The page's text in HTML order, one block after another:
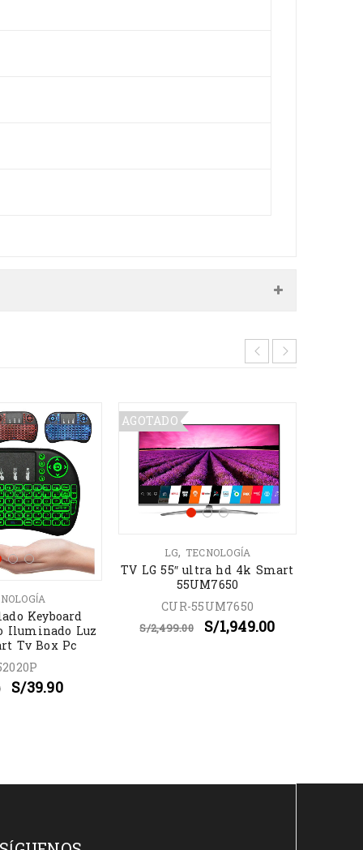
Keyboard
Iluminado Luz
Tv Box Pc
S/39.90
AGOTADO
LG, TECNOLOGÍA
TV LG 55″ ultra hd 4k Smart
55UM7650
CUR-55UM7650
S/2,499.00 S/1,949.00